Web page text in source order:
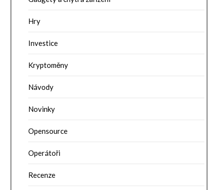
Hry
Investice
Kryptoměny
Návody
Novinky
Opensource
Operátoři
Recenze